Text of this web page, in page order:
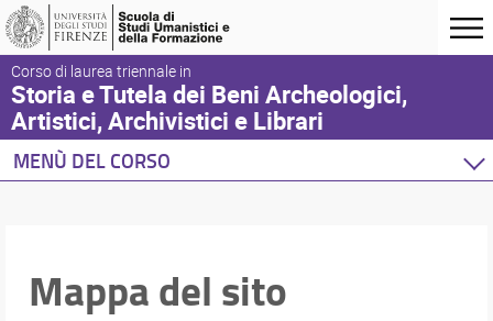
Corso di laurea triennale in
Storia e Tutela dei Beni Archeologici,
Artistici, Archivistici e Librari
MENÙ DEL CORSO
Didattica
Mappa del sito